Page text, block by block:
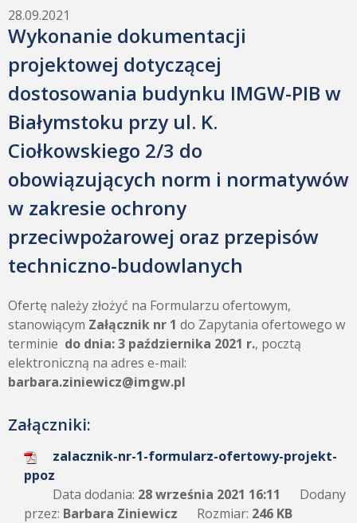
28.09.2021
Wykonanie dokumentacji
projektowej dotyczącej
dostosowania budynku IMGW-PIB w
Białymstoku przy ul. K.
Ciołkowskiego 2/3 do
obowiązujących norm i normatywów
w zakresie ochrony
przeciwpożarowej oraz przepisów
techniczno-budowlanych
Ofertę należy złożyć na Formularzu ofertowym,
stanowiącym Załącznik nr 1 do Zapytania ofertowego w
terminie do dnia: 3 października 2021 r., pocztą
elektroniczną na adres e-mail:
barbara.ziniewicz@imgw.pl
Załączniki:
zalacznik-nr-1-formularz-ofertowy-projekt-
ppoz
Data dodania: 28 września 2021 16:11
Dodany
przez: Barbara Ziniewicz Rozmiar: 246 KB